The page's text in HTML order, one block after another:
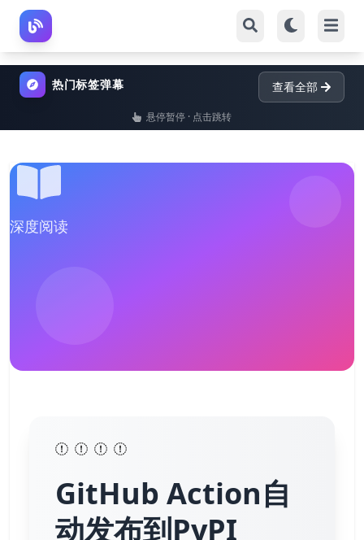
热门标签弹幕 查看全部
悬停暂停 · 点击跳转
深度阅读
GitHub Action自
动发布到PyPI